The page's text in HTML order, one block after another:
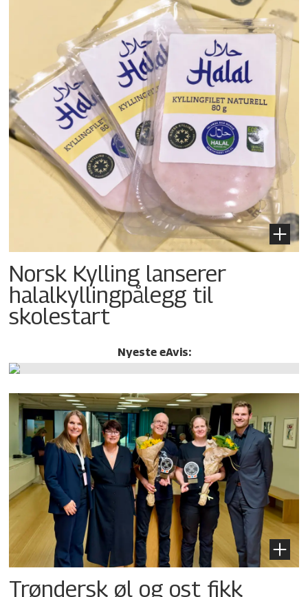
Norsk Kylling lanserer
halalkylling­pålegg til
skolestart
Nyeste eAvis:
Trøndersk øl og ost fikk